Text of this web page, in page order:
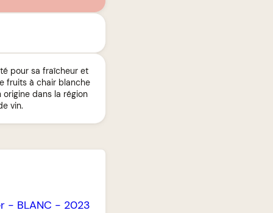
pour sa fraîcheur et
fruits à chair blanche
dans la région
vin.
- BLANC - 2023